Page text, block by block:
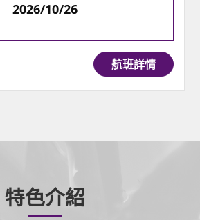
2026/10/26
航班詳情
特色介紹